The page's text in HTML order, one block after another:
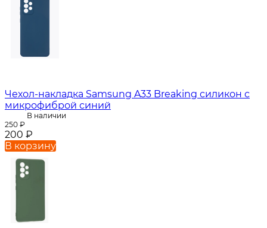
Чехол-накладка Samsung A33 Breaking силикон с
микрофиброй синий
В наличии
250 ₽
200 ₽
В корзину